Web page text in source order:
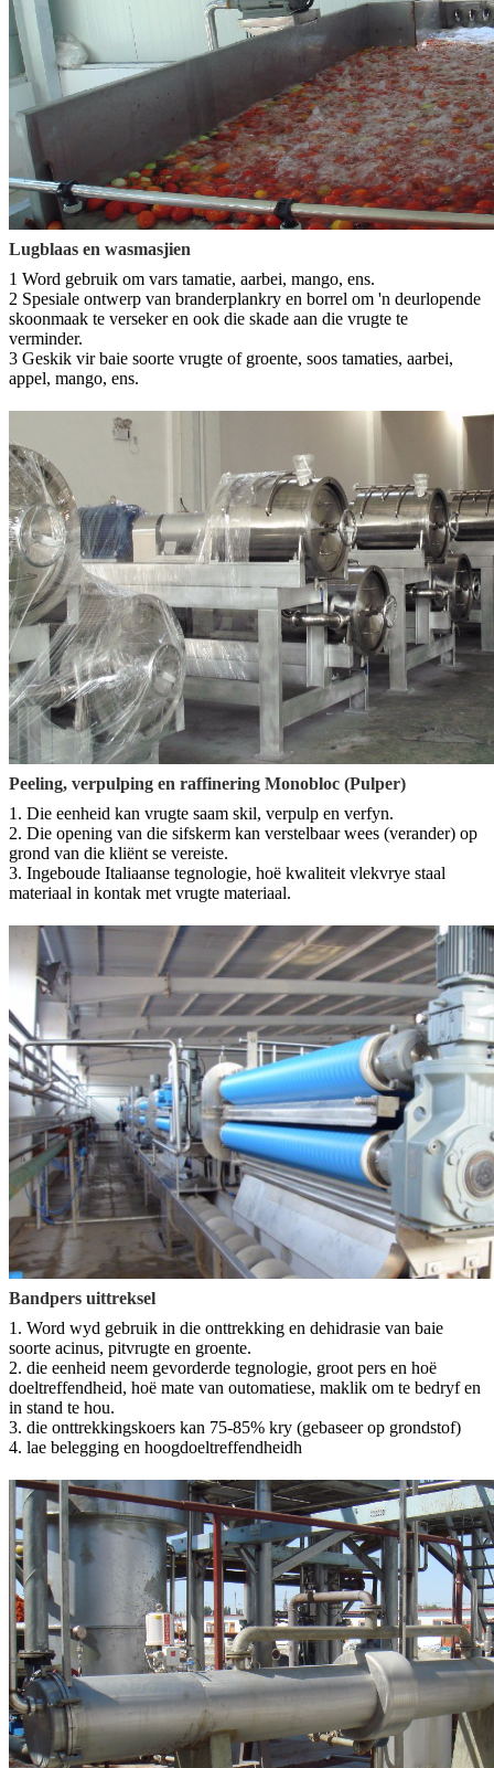
Lugblaas en wasmasjien
1 Word gebruik om vars tamatie, aarbei, mango, ens.
2 Spesiale ontwerp van branderplankry en borrel om 'n deurlopende
skoonmaak te verseker en ook die skade aan die vrugte te
verminder.
3 Geskik vir baie soorte vrugte of groente, soos tamaties, aarbei,
appel, mango, ens.
Peeling, verpulping en raffinering Monobloc (Pulper)
1. Die eenheid kan vrugte saam skil, verpulp en verfyn.
2. Die opening van die sifskerm kan verstelbaar wees (verander) op
grond van die kliënt se vereiste.
3. Ingeboude Italiaanse tegnologie, hoë kwaliteit vlekvrye staal
materiaal in kontak met vrugte materiaal.
Bandpers uittreksel
1. Word wyd gebruik in die onttrekking en dehidrasie van baie
soorte acinus, pitvrugte en groente.
2. die eenheid neem gevorderde tegnologie, groot pers en hoë
doeltreffendheid, hoë mate van outomatiese, maklik om te bedryf en
in stand te hou.
3. die onttrekkingskoers kan 75-85% kry (gebaseer op grondstof)
4. lae belegging en hoogdoeltreffendheidh